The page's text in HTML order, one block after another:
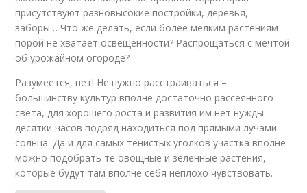
присутствуют разновысокие постройки, деревья,
заборы… Что же делать, если более мелким растениям
порой не хватает освещенности? Распрощаться с мечтой
об урожайном огороде?
Разумеется, нет! Не нужно расстраиваться –
большинству культур вполне достаточно рассеянного
света, для хорошего роста и развития им нет нужды
десятки часов подряд находиться под прямыми лучами
солнца. Да и для самых тенистых уголков участка вполне
можно подобрать те овощные и зеленные растения,
которые будут там вполне себя неплохо чувствовать.